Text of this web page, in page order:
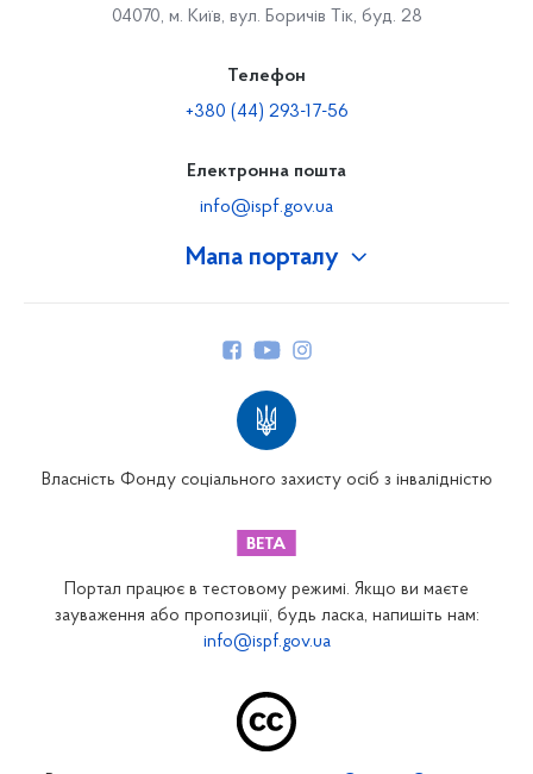
Мапа порталу
Закарпатське відділення
Запорізьке відділення
04070, м. Київ, вул. Боричів Тік, буд. 28
Телефон
+380 (44) 293-17-56
Електронна пошта
info@ispf.gov.ua
Власність Фонду соціального захисту осіб з інвалідністю
Портал працює в тестовому режимі. Якщо ви маєте
зауваження або пропозиції, будь ласка, напишіть нам:
info@ispf.gov.ua